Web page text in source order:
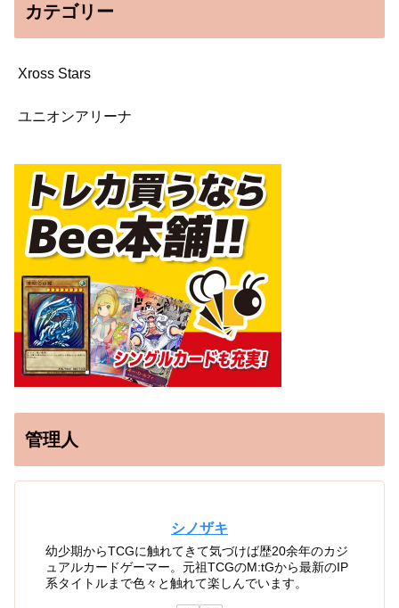
カテゴリー
Xross Stars
ユニオンアリーナ
管理人
シノザキ
幼少期からTCGに触れてきて気づけば歴20余年のカジ
ュアルカードゲーマー。元祖TCGのM:tGから最新のIP
系タイトルまで色々と触れて楽しんでいます。